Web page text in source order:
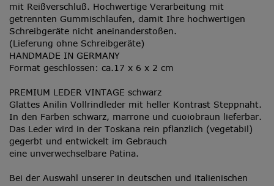
mit Reißverschluß. Hochwertige Verarbeitung mit
getrennten Gummischlaufen, damit Ihre hochwertigen
Schreibgeräte nicht aneinanderstoßen.
(Lieferung ohne Schreibgeräte)
HANDMADE IN GERMANY
Format geschlossen: ca.17 x 6 x 2 cm
PREMIUM LEDER VINTAGE schwarz
Glattes Anilin Vollrindleder mit heller Kontrast Steppnaht.
In den Farben schwarz, marrone und cuoiobraun lieferbar.
Das Leder wird in der Toskana rein pflanzlich (vegetabil)
gegerbt und entwickelt im Gebrauch
eine unverwechselbare Patina.
Bei der Auswahl unserer in deutschen und italienischen